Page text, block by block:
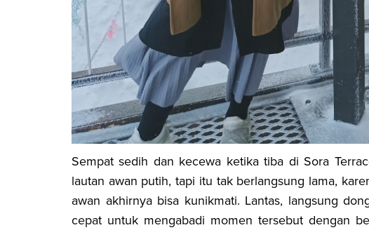
Sempat sedih dan kecewa ketika tiba di Sora
lautan awan putih, tapi itu tak berlangsung lama,
awan akhirnya bisa kunikmati. Lantas, langsung
cepat untuk mengabadi momen tersebut dengan